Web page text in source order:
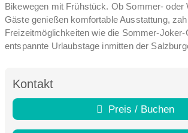
Bikewegen mit Frühstück. Ob Sommer- oder
Gäste genießen komfortable Ausstattung,
Freizeitmöglichkeiten wie die Sommer-Joker-
entspannte Urlaubstage inmitten der
Kontakt
Preis / Buchen